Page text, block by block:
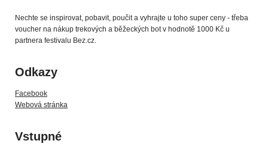
Nechte se inspirovat, pobavit, poučit a vyhrajte u toho super ceny - třeba
voucher na nákup trekových a běžeckých bot v hodnotě 1000 Kč u
partnera festivalu Bez.cz.
Odkazy
Facebook
Webová stránka
Vstupné